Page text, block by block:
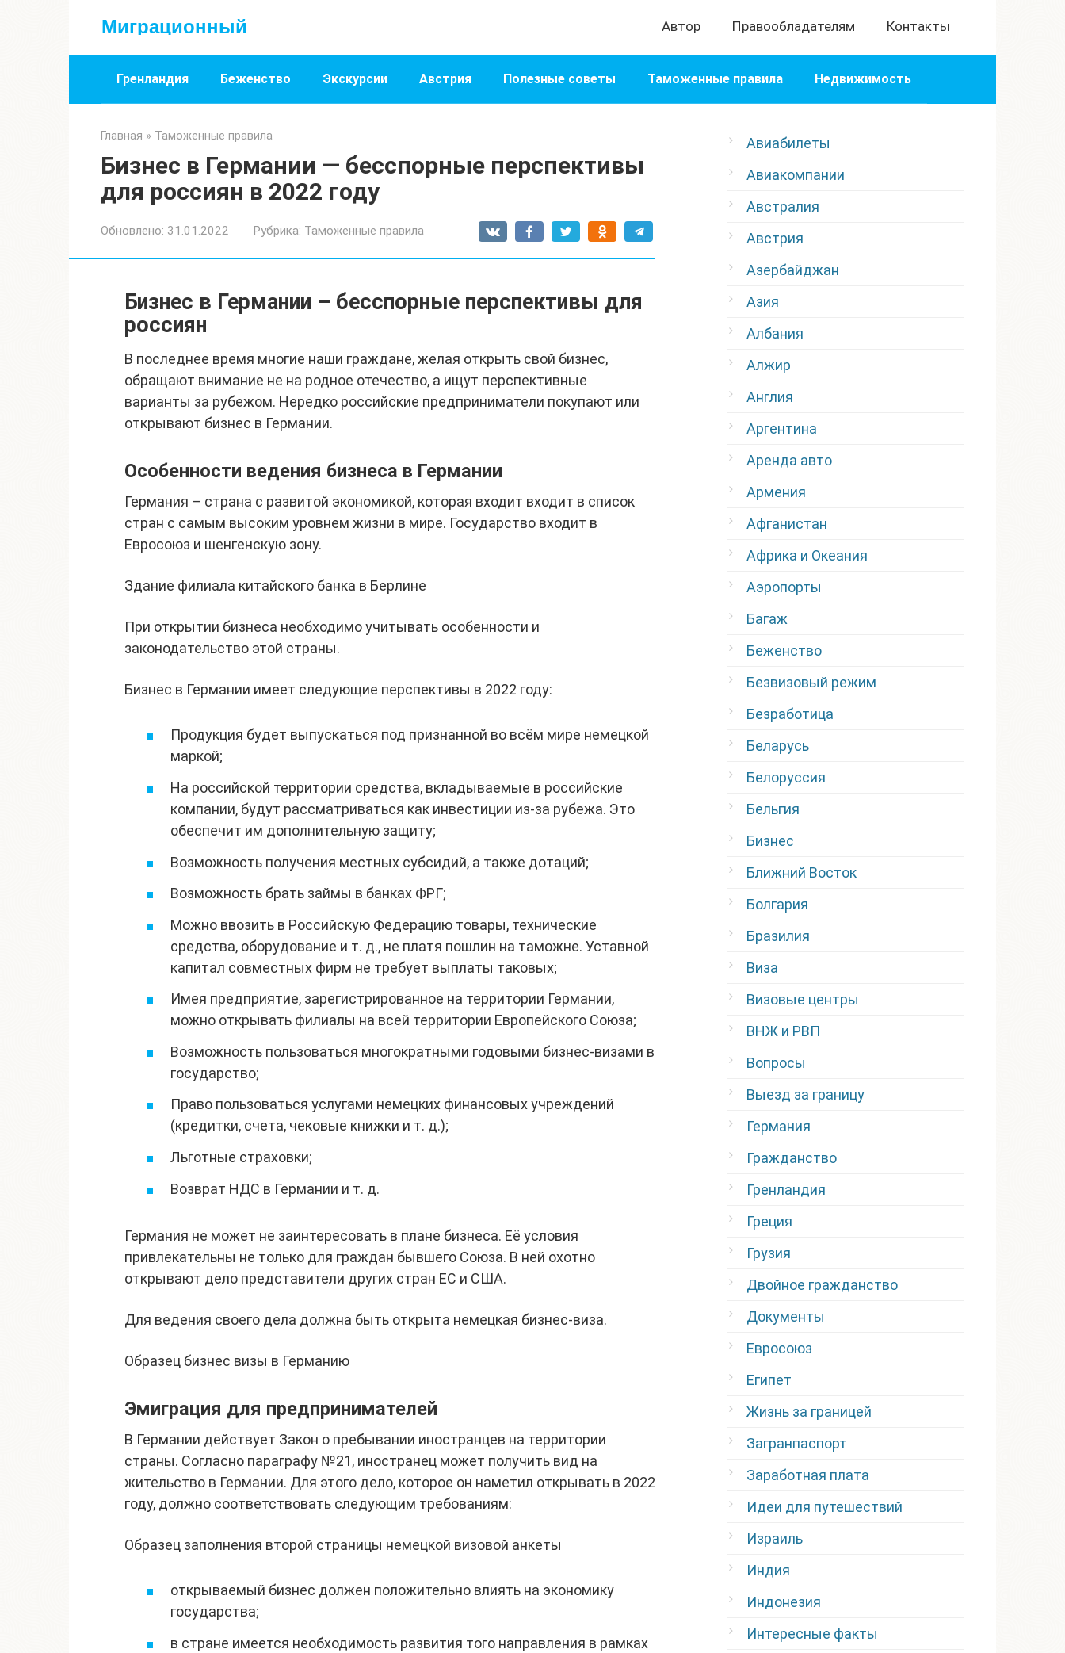
Миграционный Автор Правообладателям Контакты
Гренландия Беженство Экскурсии Австрия Полезные советы Таможенные правила Недвижимость
Главная » Таможенные правила
Бизнес в Германии — бесспорные перспективы
для россиян в 2022 году
Обновлено: 31.01.2022 Рубрика: Таможенные правила
Бизнес в Германии – бесспорные перспективы для
россиян
В последнее время многие наши граждане, желая открыть свой бизнес,
обращают внимание не на родное отечество, а ищут перспективные
варианты за рубежом. Нередко российские предприниматели покупают или
открывают бизнес в Германии.
Особенности ведения бизнеса в Германии
Германия – страна с развитой экономикой, которая входит входит в список
стран с самым высоким уровнем жизни в мире. Государство входит в
Евросоюз и шенгенскую зону.
Здание филиала китайского банка в Берлине
При открытии бизнеса необходимо учитывать особенности и
законодательство этой страны.
Бизнес в Германии имеет следующие перспективы в 2022 году:
Продукция будет выпускаться под признанной во всём мире немецкой
маркой;
На российской территории средства, вкладываемые в российские
компании, будут рассматриваться как инвестиции из-за рубежа. Это
обеспечит им дополнительную защиту;
Возможность получения местных субсидий, а также дотаций;
Возможность брать займы в банках ФРГ;
Можно ввозить в Российскую Федерацию товары, технические
средства, оборудование и т. д., не платя пошлин на таможне. Уставной
капитал совместных фирм не требует выплаты таковых;
Имея предприятие, зарегистрированное на территории Германии,
можно открывать филиалы на всей территории Европейского Союза;
Возможность пользоваться многократными годовыми бизнес-визами в
государство;
Право пользоваться услугами немецких финансовых учреждений
(кредитки, счета, чековые книжки и т. д.);
Льготные страховки;
Возврат НДС в Германии и т. д.
Германия не может не заинтересовать в плане бизнеса. Её условия
привлекательны не только для граждан бывшего Союза. В ней охотно
открывают дело представители других стран ЕС и США.
Для ведения своего дела должна быть открыта немецкая бизнес-виза.
Образец бизнес визы в Германию
Эмиграция для предпринимателей
В Германии действует Закон о пребывании иностранцев на территории
страны. Согласно параграфу №21, иностранец может получить вид на
жительство в Германии. Для этого дело, которое он наметил открывать в 2022
году, должно соответствовать следующим требованиям:
Образец заполнения второй страницы немецкой визовой анкеты
открываемый бизнес должен положительно влиять на экономику
государства;
в стране имеется необходимость развития того направления в рамках
Авиабилеты
Авиакомпании
Австралия
Австрия
Азербайджан
Азия
Албания
Алжир
Англия
Аргентина
Аренда авто
Армения
Афганистан
Африка и Океания
Аэропорты
Багаж
Беженство
Безвизовый режим
Безработица
Беларусь
Белоруссия
Бельгия
Бизнес
Ближний Восток
Болгария
Бразилия
Виза
Визовые центры
ВНЖ и РВП
Вопросы
Выезд за границу
Германия
Гражданство
Гренландия
Греция
Грузия
Двойное гражданство
Документы
Евросоюз
Египет
Жизнь за границей
Загранпаспорт
Заработная плата
Идеи для путешествий
Израиль
Индия
Индонезия
Интересные факты